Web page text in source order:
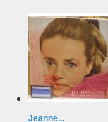
Jeanne...